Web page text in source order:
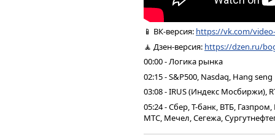
📱 ВК-версия: https://vk.com/video-
🧘 Дзен-версия: https://dzen.ru/
00:00 - Логика рынка
02:15 - S&P500, Nasdaq, Hang seng
03:08 - IRUS (Индекс Мосбиржи),
05:24 - Сбер, Т-банк, ВТБ,
МТС, Мечел, Сегежа,
07:47 - Юань рубль, рубль